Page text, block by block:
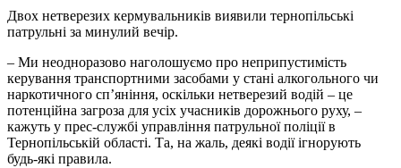
Двох нетверезих кермувальників виявили тернопільські
патрульні за минулий вечір.
– Ми неодноразово наголошуємо про неприпустимість
керування транспортними засобами у стані алкогольного чи
наркотичного сп’яніння, оскільки нетверезий водій – це
потенційна загроза для усіх учасників дорожнього руху, –
кажуть у прес-службі управління патрульної поліції в
Тернопільській області. Та, на жаль, деякі водії ігнорують
будь-які правила.